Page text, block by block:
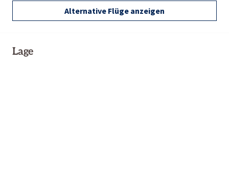
Alternative Flüge anzeigen
Lage